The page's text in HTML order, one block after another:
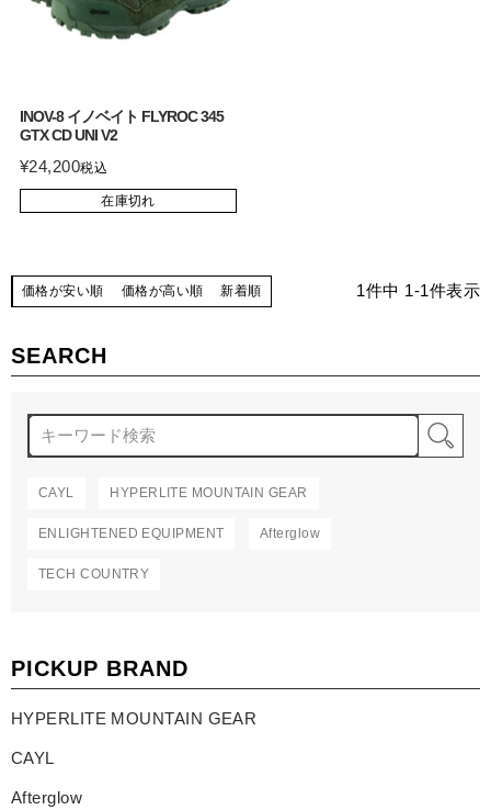
SEARCH
CAYL HYPERLITE MOUNTAIN GEAR
ENLIGHTENED EQUIPMENT Afterglow
TECH COUNTRY
PICKUP BRAND
HYPERLITE MOUNTAIN GEAR
CAYL
Afterglow
INOV-8 イノベイト FLYROC 345
GTX CD UNI V2
¥24,200税込
在庫切れ
価格が安い順 価格が高い順 新着順 1件中 1-1件表示